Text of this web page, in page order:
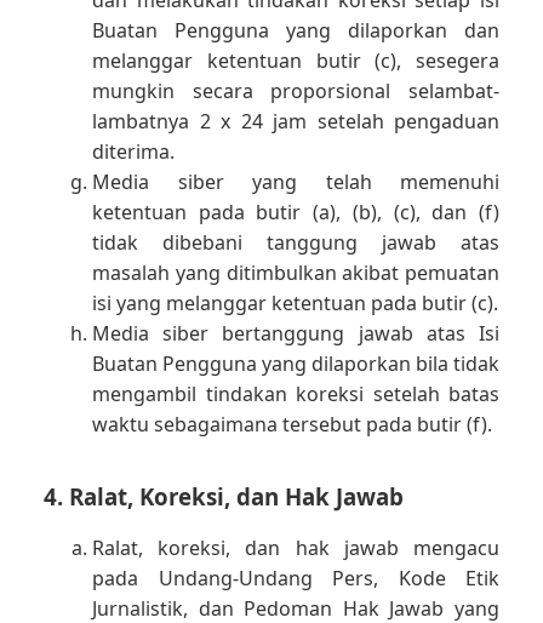
Buatan Pengguna yang dilaporkan dan
melanggar ketentuan butir (c), sesegera
mungkin secara proporsional selambat-
lambatnya 2 x 24 jam setelah pengaduan
diterima.
Media siber yang telah memenuhi
ketentuan pada butir (a), (b), (c), dan (f)
tidak dibebani tanggung jawab atas
masalah yang ditimbulkan akibat pemuatan
isi yang melanggar ketentuan pada butir (c).
Media siber bertanggung jawab atas Isi
Buatan Pengguna yang dilaporkan bila tidak
mengambil tindakan koreksi setelah batas
waktu sebagaimana tersebut pada butir (f).
4. Ralat, Koreksi, dan Hak Jawab
Ralat, koreksi, dan hak jawab mengacu
pada Undang-Undang Pers, Kode Etik
Jurnalistik, dan Pedoman Hak Jawab yang